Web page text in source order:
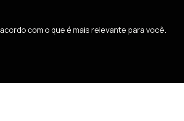
com o que é mais relevante para você.